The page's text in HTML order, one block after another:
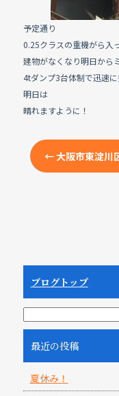
予定通り
0.25クラスの重機がら入
建物がなくなり明日から
4tダンプ3台体制で迅速に
明日は
晴れますように！
←大阪市東淀川
ブログトップ
最近の投稿
夏休み！